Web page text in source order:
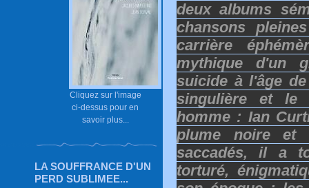
Cliquez sur l'image
ci-dessus pour en
savoir plus...
LA SOUFFRANCE D'UN
PERD SUBLIMEE...
deux albums
chansons
carrière
mythique d'un
suicide à l'âge
singulière et le
homme : Ian
plume noire et
saccadés, il a
torturé,